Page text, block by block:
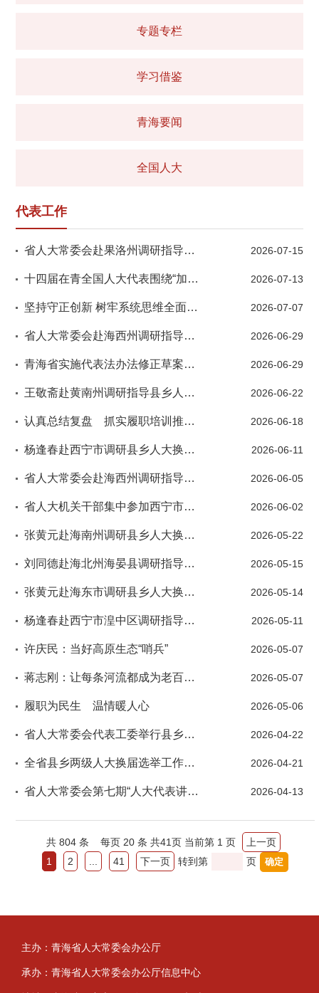
专题专栏
学习借鉴
青海要闻
全国人大
代表工作
省人大常委会赴果洛州调研指导县乡两级人大换届选举工作 2026-07-15
十四届在青全国人大代表围绕“加快打造世界级盐湖产业基地，构建青海绿色低碳现代产业新格局”开展专题调研 2026-07-13
坚持守正创新 树牢系统思维全面提升代表建议办理工作质效 2026-07-07
省人大常委会赴海西州调研指导县乡人大换届选举工作 2026-06-29
青海省实施代表法办法修正草案征求意见座谈会在西宁召开 2026-06-29
王敬斋赴黄南州调研指导县乡人大换届选举工作 2026-06-22
认真总结复盘 抓实履职培训推动人大代表工作更好服务中心大局 2026-06-18
杨逢春赴西宁市调研县乡人大换届选举工作 2026-06-11
省人大常委会赴海西州调研指导县乡人大换届选举工作 2026-06-05
省人大机关干部集中参加西宁市城中区饮马街街道上滨河路社区五一路选区人大代表换届投票选举 2026-06-02
张黄元赴海南州调研县乡人大换届选举及乡村全面振兴工作情况 2026-05-22
刘同德赴海北州海晏县调研指导县乡人大换届选举工作 2026-05-15
张黄元赴海东市调研县乡人大换届选举及乡村全面振兴等工作情况 2026-05-14
杨逢春赴西宁市湟中区调研指导县乡人大换届选举工作 2026-05-11
许庆民：当好高原生态“哨兵” 2026-05-07
蒋志刚：让每条河流都成为老百姓的“幸福河” 2026-05-07
履职为民生 温情暖人心 2026-05-06
省人大常委会代表工委举行县乡人大换届选举业务培训辅导 2026-04-22
全省县乡两级人大换届选举工作部署会议召开 2026-04-21
省人大常委会第七期“人大代表讲坛”暨代表工委党支部主题党日活动在西宁举办 2026-04-13
共 804条每页 20 条 共41页 当前第 1 页
上一页
1
2 41 下一页 转到第 页
主办：青海省人大常委会办公厅
承办：青海省人大常委会办公厅信息中心